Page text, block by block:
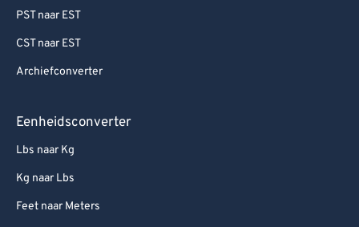
PST naar EST
CST naar EST
Archiefconverter
Eenheidsconverter
Lbs naar Kg
Kg naar Lbs
Feet naar Meters